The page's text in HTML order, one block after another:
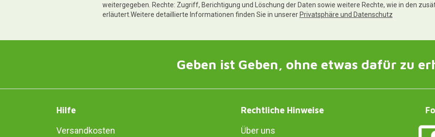
weitergegeben. Rechte: Zugriff, Berichtigung und Löschung der Daten sowie weitere Rechte, wie in den
erläutert.Weitere detaillierte Informationen finden Sie in unserer Privatsphäre und Datenschutz
Geben ist Geben, ohne etwas dafür zu
Hilfe
Versandkosten
Rechtliche Hinweise
Über uns